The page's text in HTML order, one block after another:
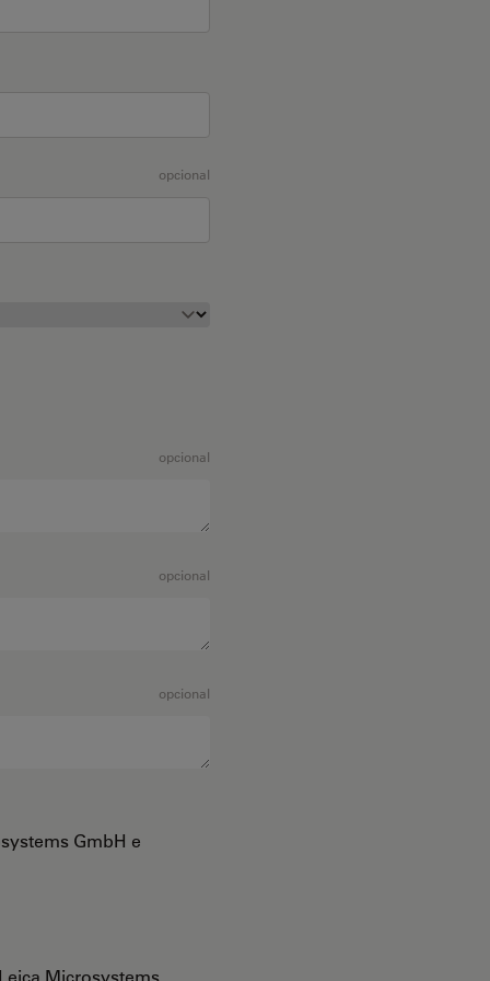
opcional
opcional
opcional
opcional
GmbH e
Microsystems